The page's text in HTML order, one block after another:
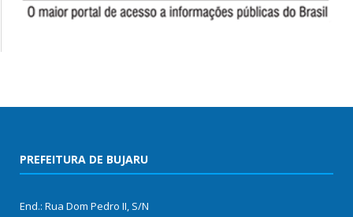
PREFEITURA DE BUJARU
End.: Rua Dom Pedro II, S/N